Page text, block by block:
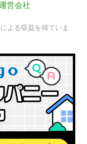
営会社
よる収益を得ていま